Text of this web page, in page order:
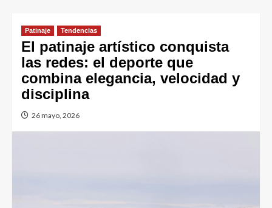
Patinaje Tendencias
El patinaje artístico conquista
las redes: el deporte que
combina elegancia, velocidad y
disciplina
26 mayo, 2026